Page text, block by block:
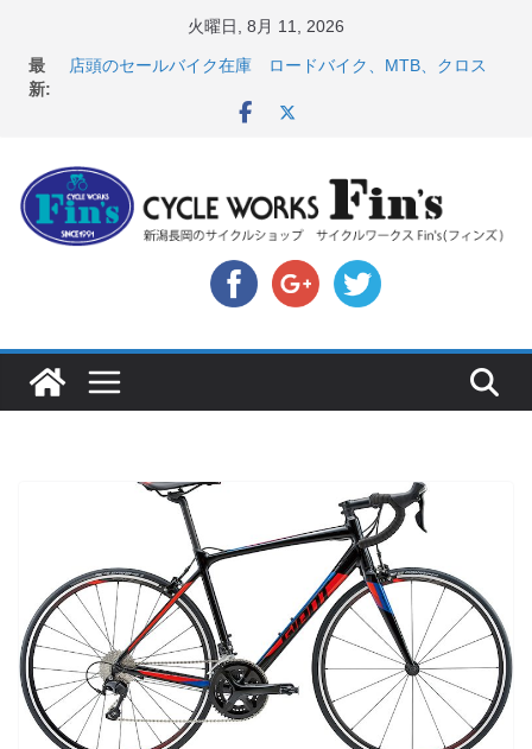
火曜日, 8月 11, 2026
最
新:
店頭のセールバイク在庫 ロードバイク、MTB、クロス
８月中の営業スケジュール ＆ スペシャライズド エー
LAZER 最高峰ヘルメットが３０〜４０％OFF セール
店頭のセールバイク在庫 ロードバイク、MTB、クロス
バイクなど（２０２６・７・１７ 現在）
ムと、入荷してきました人気商品ピックアップ！